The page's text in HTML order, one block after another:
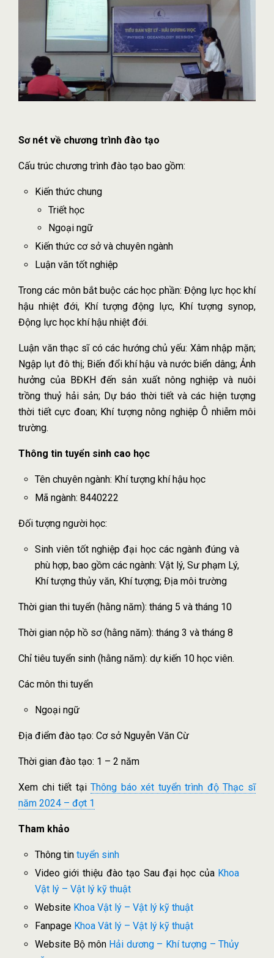
Sơ nét về chương trình đào tạo
Cấu trúc chương trình đào tạo bao gồm:
Kiến thức chung
Triết học
Ngoại ngữ
Kiến thức cơ sở và chuyên ngành
Luận văn tốt nghiệp
Trong các môn bắt buộc các học phần: Động lực học khí
hậu nhiệt đới, Khí tượng động lực, Khí tượng synop,
Động lực học khí hậu nhiệt đới.
Luận văn thạc sĩ có các hướng chủ yếu: Xâm nhập mặn;
Ngập lụt đô thị; Biến đổi khí hậu và nước biển dâng; Ảnh
hưởng của BĐKH đến sản xuất nông nghiệp và nuôi
trồng thuỷ hải sản; Dự báo thời tiết và các hiện tượng
thời tiết cực đoan; Khí tượng nông nghiệp Ô nhiễm môi
trường.
Thông tin tuyển sinh cao học
Tên chuyên ngành: Khí tượng khí hậu học
Mã ngành: 8440222
Đối tượng người học:
Sinh viên tốt nghiệp đại học các ngành đúng và
phù hợp, bao gồm các ngành: Vật lý, Sư phạm Lý,
Khí tượng thủy văn, Khí tượng; Địa môi trường
Thời gian thi tuyển (hằng năm): tháng 5 và tháng 10
Thời gian nộp hồ sơ (hằng năm): tháng 3 và tháng 8
Chỉ tiêu tuyển sinh (hằng năm): dự kiến 10 học viên.
Các môn thi tuyển
Ngoại ngữ
Địa điểm đào tạo: Cơ sở Nguyễn Văn Cừ
Thời gian đào tạo: 1 – 2 năm
Xem chi tiết tạiThông báo xét tuyển trình độ Thạc sĩ
năm 2024 – đợt 1
Tham khảo
Thông tin tuyển sinh
Video giới thiệu đào tạo Sau đại học của Khoa
Vật lý – Vật lý kỹ thuật
Website Khoa Vật lý – Vật lý kỹ thuật
Fanpage Khoa Vât lý – Vật lý kỹ thuật
Website Bộ môn Hải dương – Khí tượng – Thủy